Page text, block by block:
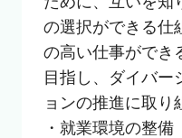
の選択ができる仕
の高い仕事ができ
目指し、ダイバー
ョンの推進に取り
・就業環境の整備